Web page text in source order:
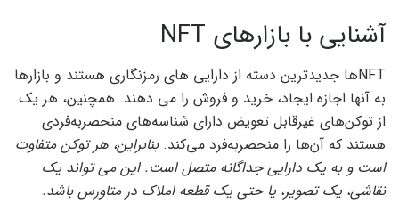
آشنایی با بازارهای NFT
NFTها جدیدترین دسته از دارایی های رمزنگاری هستند و بازارها
به آنها اجازه ایجاد، خرید و فروش را می دهند. همچنین، هر یک
از توکن‌های غیرقابل تعویض دارای شناسه‌های منحصربه‌فردی
هستند که آن‌ها را منحصربه‌فرد می‌کند.بنابراین، هر توکن متفاوت
است و به یک دارایی جداگانه متصل است. این می تواند یک
نقاشی، یک تصویر، یا حتی یک قطعه املاک در متاورس باشد.